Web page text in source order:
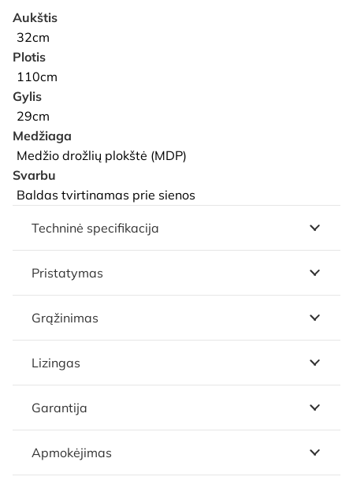
Aukštis
32cm
Plotis
110cm
Gylis
29cm
Medžiaga
Medžio drožlių plokštė (MDP)
Svarbu
Baldas tvirtinamas prie sienos
Techninė specifikacija
Pristatymas
Grąžinimas
Lizingas
Garantija
Apmokėjimas